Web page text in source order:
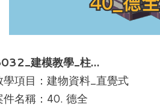
建模教學_柱…
學項目：建物資料_直覺式
件名稱：40. 德全